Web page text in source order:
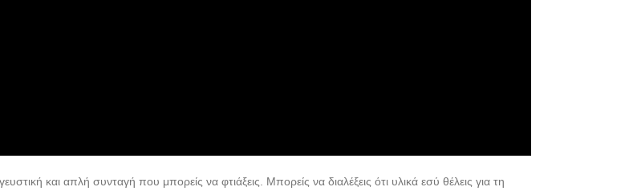
και απλή συνταγή που μπορείς να φτιάξεις. Μπορείς να διαλέξεις ότι υλικά εσύ θέλεις για τη